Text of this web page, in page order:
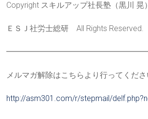
Copyright スキルアップ社長塾（黒川 晃
ＥＳＪ社労士総研 All Rights Reserved.
メルマガ解除はこちらより行ってくださ
http://asm301.com/r/stepmail/d